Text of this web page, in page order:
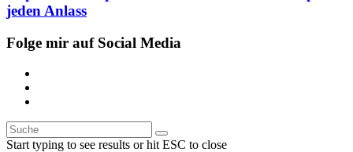
jeden Anlass
Folge mir auf Social Media
Start typing to see results or hit ESC to close